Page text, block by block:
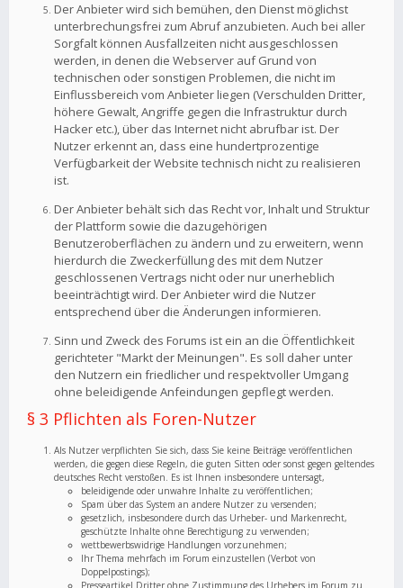
Der Anbieter wird sich bemühen, den Dienst möglichst
unterbrechungsfrei zum Abruf anzubieten. Auch bei aller
Sorgfalt können Ausfallzeiten nicht ausgeschlossen
werden, in denen die Webserver auf Grund von
technischen oder sonstigen Problemen, die nicht im
Einflussbereich vom Anbieter liegen (Verschulden Dritter,
höhere Gewalt, Angriffe gegen die Infrastruktur durch
Hacker etc.), über das Internet nicht abrufbar ist. Der
Nutzer erkennt an, dass eine hundertprozentige
Verfügbarkeit der Website technisch nicht zu realisieren
ist.
Der Anbieter behält sich das Recht vor, Inhalt und Struktur
der Plattform sowie die dazugehörigen
Benutzeroberflächen zu ändern und zu erweitern, wenn
hierdurch die Zweckerfüllung des mit dem Nutzer
geschlossenen Vertrags nicht oder nur unerheblich
beeinträchtigt wird. Der Anbieter wird die Nutzer
entsprechend über die Änderungen informieren.
Sinn und Zweck des Forums ist ein an die Öffentlichkeit
gerichteter "Markt der Meinungen". Es soll daher unter
den Nutzern ein friedlicher und respektvoller Umgang
ohne beleidigende Anfeindungen gepflegt werden.
§ 3 Pflichten als Foren-Nutzer
Als Nutzer verpflichten Sie sich, dass Sie keine Beiträge veröffentlichen
werden, die gegen diese Regeln, die guten Sitten oder sonst gegen geltendes
deutsches Recht verstoßen. Es ist Ihnen insbesondere untersagt,
beleidigende oder unwahre Inhalte zu veröffentlichen;
Spam über das System an andere Nutzer zu versenden;
gesetzlich, insbesondere durch das Urheber- und Markenrecht,
geschützte Inhalte ohne Berechtigung zu verwenden;
wettbewerbswidrige Handlungen vorzunehmen;
Ihr Thema mehrfach im Forum einzustellen (Verbot von
Doppelpostings);
Presseartikel Dritter ohne Zustimmung des Urhebers im Forum zu